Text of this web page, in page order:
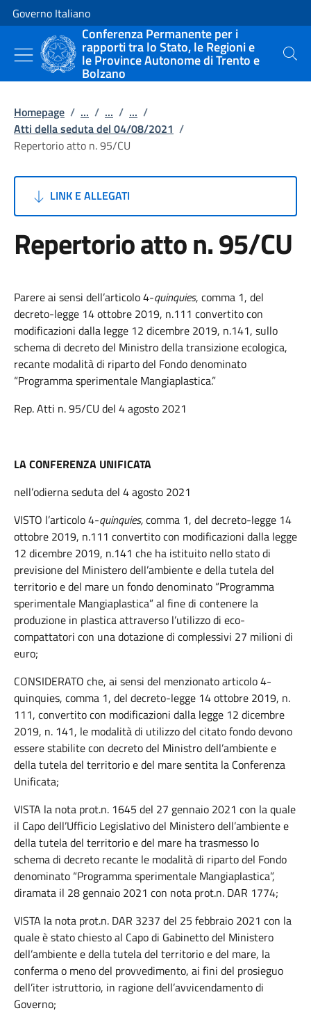
Vai al contenuto
Vai alla navigazione del sito
Governo Italiano
Conferenza Permanente per i
rapporti tra lo Stato, le Regioni e
le Province Autonome di Trento e
Bolzano
Cerca
Homepage / ... / ... / ... /
Atti della seduta del 04/08/2021 /
Repertorio atto n. 95/CU
LINK E ALLEGATI
Repertorio atto n. 95/CU
Parere ai sensi dell’articolo 4-quinquies, comma 1, del
decreto-legge 14 ottobre 2019, n.111 convertito con
modificazioni dalla legge 12 dicembre 2019, n.141, sullo
schema di decreto del Ministro della transizione ecologica,
recante modalità di riparto del Fondo denominato
“Programma sperimentale Mangiaplastica.”
Rep. Atti n. 95/CU del 4 agosto 2021
LA CONFERENZA UNIFICATA
nell’odierna seduta del 4 agosto 2021
VISTO l’articolo 4-quinquies,comma 1, del decreto-legge 14
ottobre 2019, n.111 convertito con modificazioni dalla legge
12 dicembre 2019, n.141 che ha istituito nello stato di
previsione del Ministero dell’ambiente e della tutela del
territorio e del mare un fondo denominato “Programma
sperimentale Mangiaplastica” al fine di contenere la
produzione in plastica attraverso l’utilizzo di eco-
compattatori con una dotazione di complessivi 27 milioni di
euro;
CONSIDERATO che, ai sensi del menzionato articolo 4-
quinquies, comma 1, del decreto-legge 14 ottobre 2019, n.
111, convertito con modificazioni dalla legge 12 dicembre
2019, n. 141, le modalità di utilizzo del citato fondo devono
essere stabilite con decreto del Ministro dell’ambiente e
della tutela del territorio e del mare sentita la Conferenza
Unificata;
VISTA la nota prot.n. 1645 del 27 gennaio 2021 con la quale
il Capo dell’Ufficio Legislativo del Ministero dell’ambiente e
della tutela del territorio e del mare ha trasmesso lo
schema di decreto recante le modalità di riparto del Fondo
denominato “Programma sperimentale Mangiaplastica”,
diramata il 28 gennaio 2021 con nota prot.n. DAR 1774;
VISTA la nota prot.n. DAR 3237 del 25 febbraio 2021 con la
quale è stato chiesto al Capo di Gabinetto del Ministero
dell’ambiente e della tutela del territorio e del mare, la
conferma o meno del provvedimento, ai fini del prosieguo
dell’iter istruttorio, in ragione dell’avvicendamento di
Governo;